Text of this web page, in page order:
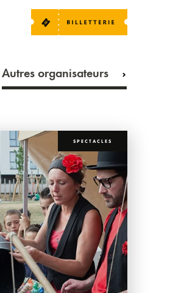
Autres organisateurs
SPECTACLES